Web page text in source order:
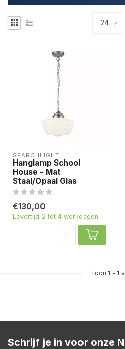
SEARCHLIGHT
Hanglamp School
House - Mat
Staal/Opaal Glas
€130,00
Levertijd 2 tot 4 werkdagen
Toon 1 - 1
Schrijf je in voor onze